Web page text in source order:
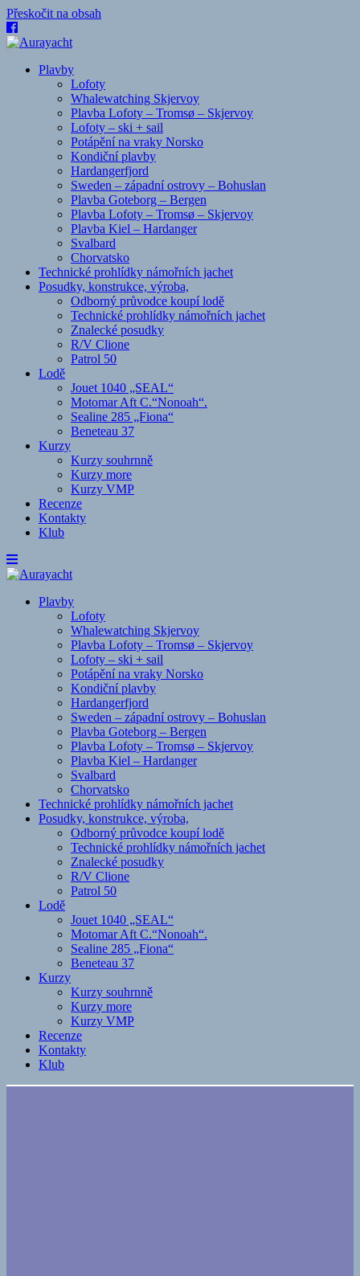
Přeskočit na obsah
Plavby
Lofoty
Whalewatching Skjervoy
Plavba Lofoty – Tromsø – Skjervoy
Lofoty – ski + sail
Potápění na vraky Norsko
Kondiční plavby
Hardangerfjord
Sweden – západní ostrovy – Bohuslan
Plavba Goteborg – Bergen
Plavba Lofoty – Tromsø – Skjervoy
Plavba Kiel – Hardanger
Svalbard
Chorvatsko
Technické prohlídky námořních jachet
Posudky, konstrukce, výroba,
Odborný průvodce koupí lodě
Technické prohlídky námořních jachet
Znalecké posudky
R/V Clione
Patrol 50
Lodě
Jouet 1040 „SEAL“
Motomar Aft C.“Nonoah“.
Sealine 285 „Fiona“
Beneteau 37
Kurzy
Kurzy souhrnně
Kurzy more
Kurzy VMP
Recenze
Kontakty
Klub
Plavby
Lofoty
Whalewatching Skjervoy
Plavba Lofoty – Tromsø – Skjervoy
Lofoty – ski + sail
Potápění na vraky Norsko
Kondiční plavby
Hardangerfjord
Sweden – západní ostrovy – Bohuslan
Plavba Goteborg – Bergen
Plavba Lofoty – Tromsø – Skjervoy
Plavba Kiel – Hardanger
Svalbard
Chorvatsko
Technické prohlídky námořních jachet
Posudky, konstrukce, výroba,
Odborný průvodce koupí lodě
Technické prohlídky námořních jachet
Znalecké posudky
R/V Clione
Patrol 50
Lodě
Jouet 1040 „SEAL“
Motomar Aft C.“Nonoah“.
Sealine 285 „Fiona“
Beneteau 37
Kurzy
Kurzy souhrnně
Kurzy more
Kurzy VMP
Recenze
Kontakty
Klub